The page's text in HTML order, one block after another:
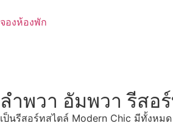
to
จองห้องพัก
ลำพวา อัมพวา รีสอ
เป็นรีสอร์ทสไตล์ Modern Chic มีทั้งหม